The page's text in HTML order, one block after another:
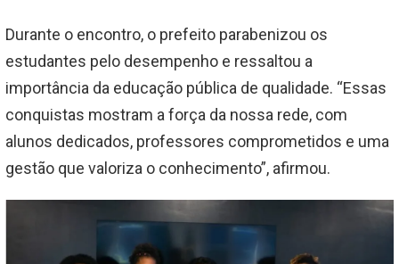
Durante o encontro, o prefeito parabenizou os
estudantes pelo desempenho e ressaltou a
importância da educação pública de qualidade. “Essas
conquistas mostram a força da nossa rede, com
alunos dedicados, professores comprometidos e uma
gestão que valoriza o conhecimento”, afirmou.